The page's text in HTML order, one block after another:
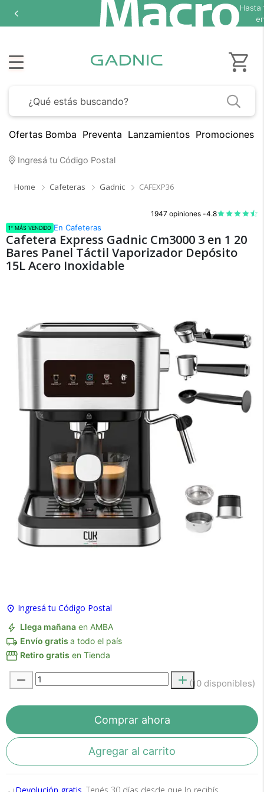
Hasta
Ofertas Bomba Preventa Lanzamientos Promociones
Ingresá tu Código Postal
Home Cafeteras Gadnic CAFEXP36
1947 opiniones -4.8
1° MÁS VENDIDO En Cafeteras
Cafetera Express Gadnic Cm3000 3 en 1 20
Bares Panel Táctil Vaporizador Depósito
15L Acero Inoxidable
Ingresá tu Código Postal
Llega mañana en AMBA
Envío gratis a todo el país
Retiro gratis en Tienda
(10 disponibles)
Comprar ahora
Agregar al carrito
te devolvemos tu dinero.
En Bidcom te aseguramos recibir el producto
dinero!